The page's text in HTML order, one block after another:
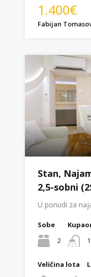
1.400€
Fabijan
Stan,
2,5-sobni
U ponudi za
Sobe
2
1
Veličina lota